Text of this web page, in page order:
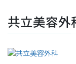
共立美容外